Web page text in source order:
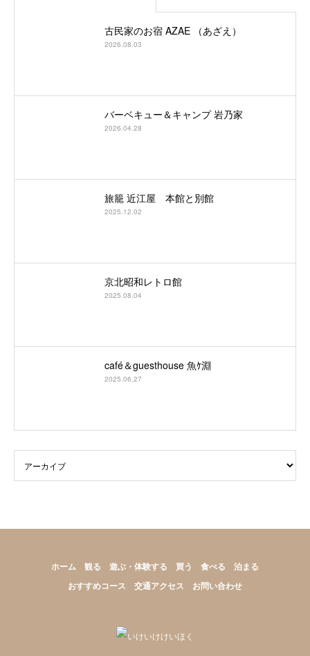
古民家のお宿 AZAE （あざえ）
2026.08.03
バーベキュー＆キャンプ 岩乃家
2026.04.28
旅籠 近江屋 本館と別館
2025.12.02
京北昭和レトロ館
2025.08.04
café＆guesthouse 魚ｹ淵
2025.06.27
ホーム 観る 遊ぶ・体験する 買う 食べる
泊まる
おすすめコース
交通アクセス お問い合わせ